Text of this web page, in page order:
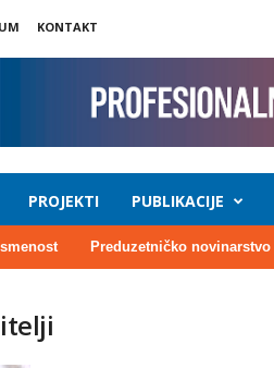
KONTAKT
PROJEKTI PUBLIKACIJE
Preduzetničko novinarstvo